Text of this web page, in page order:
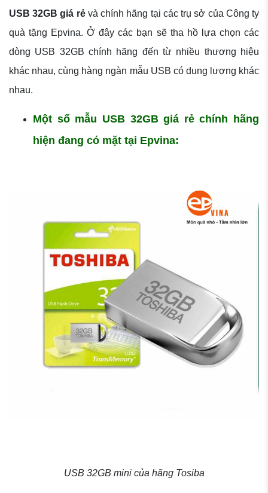
USB 32GB giá rẻvà chính hãng tại các trụ sở của Công ty
quà tặng Epvina. Ở đây các bạn sẽ tha hồ lựa chọn các
dòng USB 32GB chính hãng đến từ nhiều thương hiệu
khác nhau, cùng hàng ngàn mẫu USB có dung lượng khác
nhau.
Một số mẫu USB 32GB giá rẻ chính hãng
hiện đang có mặt tại Epvina:
USB 32GB mini của hãng Tosiba